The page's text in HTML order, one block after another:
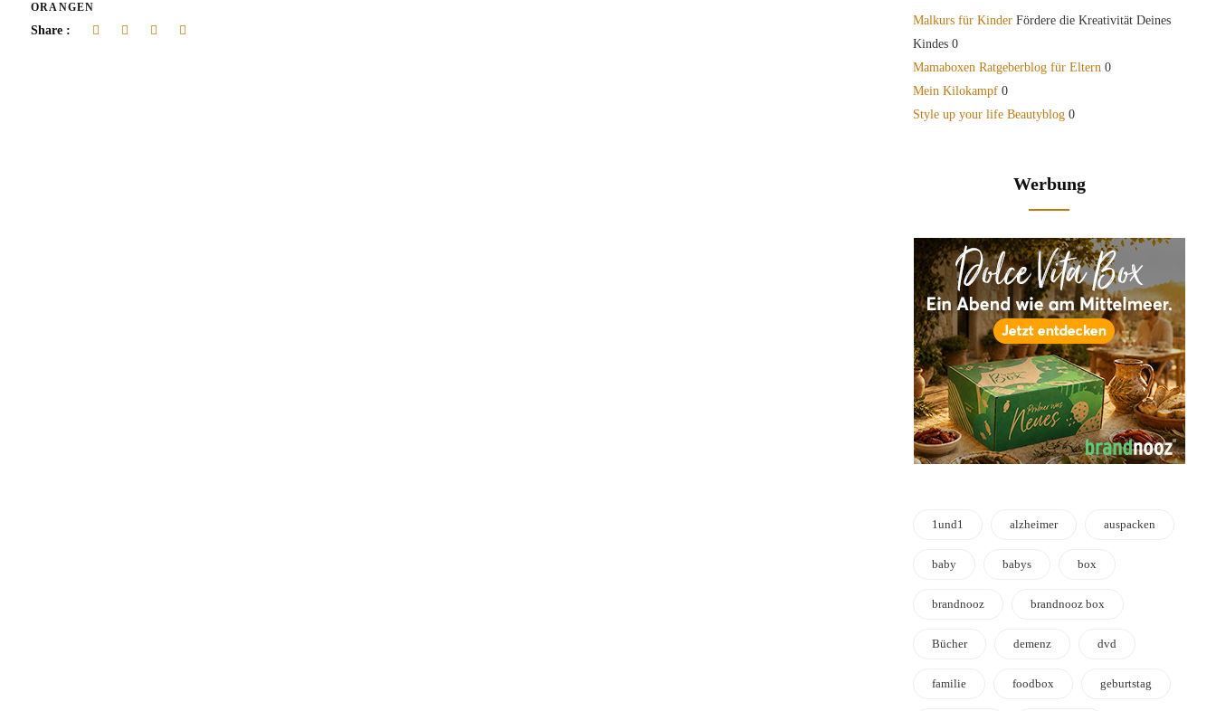
ORANGEN
Share :
Malkurs für Kinder Fördere die Kreativität Deines
Kindes 0
Mamaboxen Ratgeberblog für Eltern 0
Mein Kilokampf 0
Style up your life Beautyblog 0
Werbung
1und1 alzheimer auspacken
baby babys box
brandnooz brandnooz box
Bücher demenz dvd
familie foodbox geburtstag